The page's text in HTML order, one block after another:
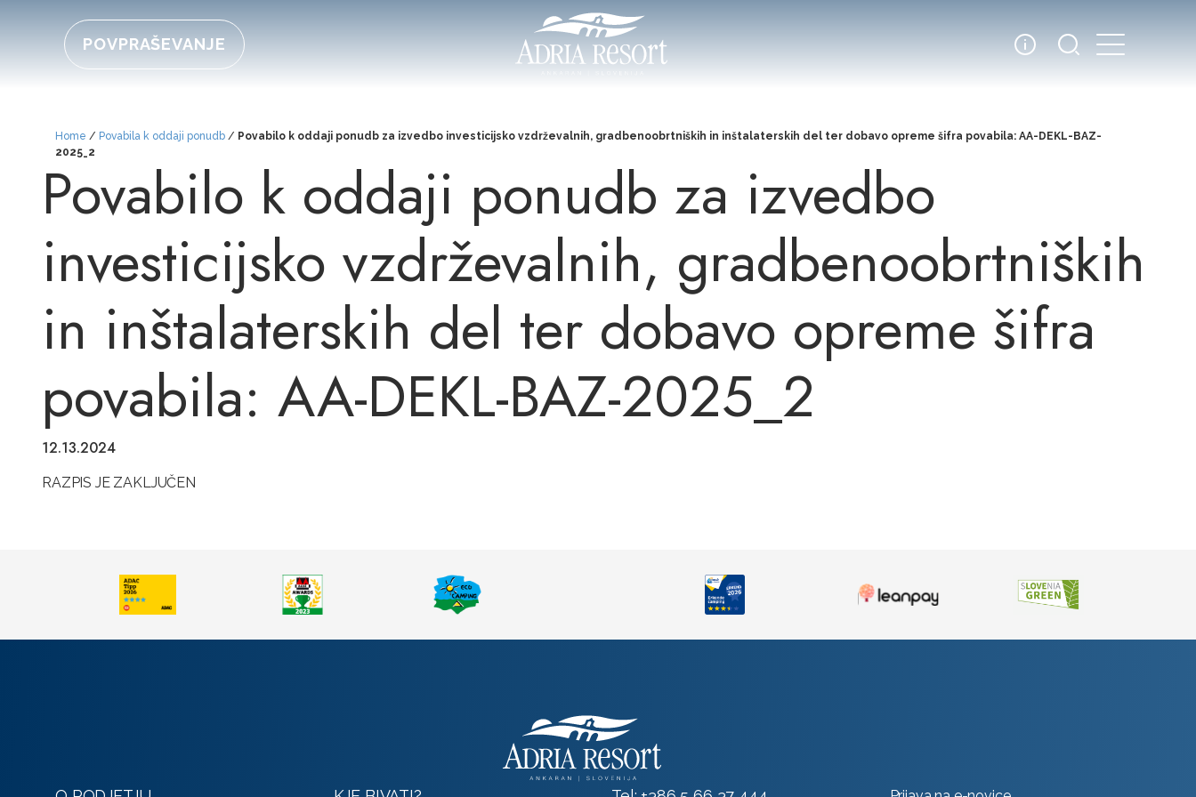
POVPRAŠEVANJE
Home / Povabila k oddaji ponudb / Povabilo k oddaji ponudb za izvedbo investicijsko vzdrževalnih, gradbenoobrtniških in inštalaterskih del ter dobavo opreme šifra povabila: AA-DEKL-BAZ-
2025_2
Povabilo k oddaji ponudb za izvedbo
investicijsko vzdrževalnih, gradbenoobrtniških
in inštalaterskih del ter dobavo opreme šifra
povabila: AA-DEKL-BAZ-2025_2
12.13.2024
RAZPIS JE ZAKLJUČEN